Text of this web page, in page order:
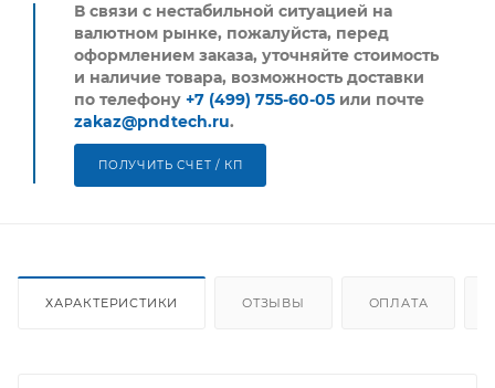
В связи с нестабильной ситуацией на
валютном рынке, пожалуйста, перед
оформлением заказа, уточняйте стоимость
и наличие товара, возможность доставки
по телефону +7 (499) 755-60-05 или почте
zakaz@pndtech.ru.
ПОЛУЧИТЬ СЧЕТ / КП
ХАРАКТЕРИСТИКИ ОТЗЫВЫ ОПЛАТА